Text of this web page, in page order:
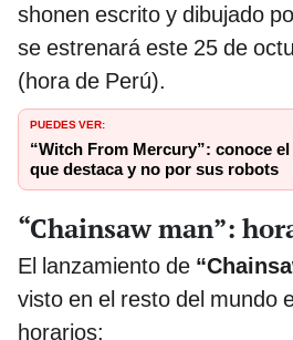
shonen escrito y dibujado
se estrenará este 25 de
(hora de Perú).
PUEDES VER:
“Witch From Mercury”: conoce el
que destaca y no por sus robots
“Chainsaw man”:
El lanzamiento de
visto en el resto del mundo
horarios: